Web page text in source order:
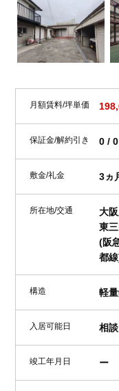
月額賃料/坪単価
保証金/解約引き 0 / 0
敷金/礼金 3ヵ
所在地/交通
大
東
(阪
都
構造 軽
入居可能日 相
竣工年月日 ー